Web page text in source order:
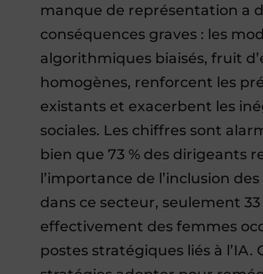
manque de représentation a
conséquences graves : les
algorithmiques biaisés, fruit
homogènes, renforcent les
existants et exacerbent les
sociales. Les chiffres sont
bien que 73 % des dirigeants
l’importance de l’inclusion
dans ce secteur, seulement 33
effectivement des femmes
postes stratégiques liés à l’IA.